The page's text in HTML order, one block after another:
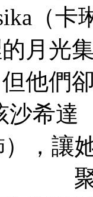
（卡
月光
他們
希達
），讓